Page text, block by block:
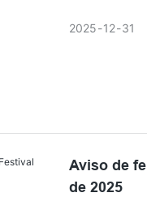
2025 12 31
Aviso de
de 2025